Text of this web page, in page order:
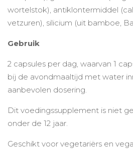
wortelstok), antiklontermiddel
vetzuren), silicium (uit bamboe,
Gebruik
2 capsules per dag, waarvan 1
bij de avondmaaltijd met water
aanbevolen dosering.
Dit voedingssupplement is niet
onder de 12 jaar.
Geschikt voor vegetariërs en